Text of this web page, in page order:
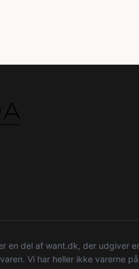
en del af want.dk, der udgiver
Vi har heller ikke varerne